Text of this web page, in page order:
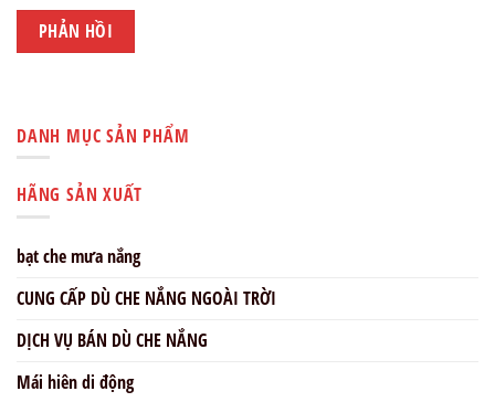
DANH MỤC SẢN PHẨM
HÃNG SẢN XUẤT
bạt che mưa nắng
CUNG CẤP DÙ CHE NẮNG NGOÀI TRỜI
DỊCH VỤ BÁN DÙ CHE NẮNG
Mái hiên di động